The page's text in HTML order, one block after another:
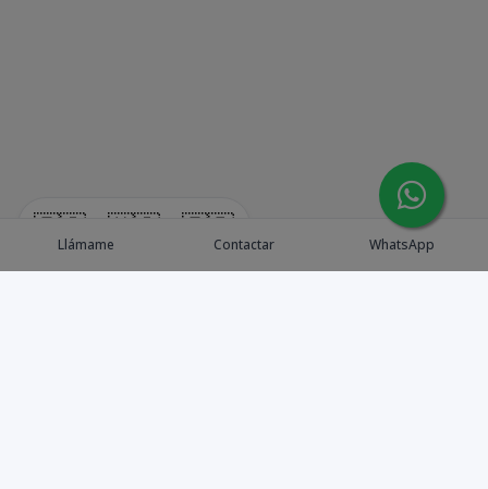
🇪🇸 🇺🇸 🇫🇷
Llámame Contactar WhatsApp